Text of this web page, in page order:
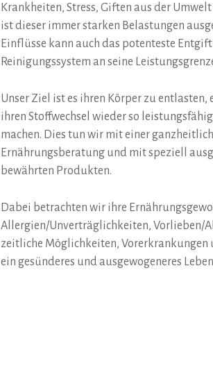
Krankheiten, Stress, Giften aus der
ist dieser immer starken Belastungen
Einflüsse kann auch das potenteste
Reinigungssystem an seine
Unser Ziel ist es ihren Körper zu
ihren Stoffwechsel wieder so
machen. Dies tun wir mit einer
Ernährungsberatung und mit speziell
bewährten Produkten.
Dabei betrachten wir ihre
Allergien/Unverträglichkeiten, Vorlieben/
zeitliche Möglichkeiten, Vorerkrankungen
ein gesünderes und ausgewogeneres